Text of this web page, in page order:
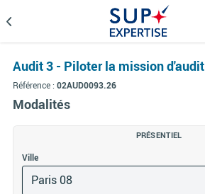
Audit 3 - Piloter la mission d'audit
Référence : 02AUD0093.26
Modalités
PRÉSENTIEL
Ville
Paris 08